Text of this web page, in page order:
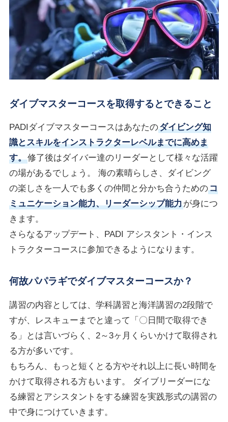
ダイブマスターコースを取得するとできること
PADIダイブマスターコースはあなたのダイビング知
識とスキルをインストラクターレベルまでに高めま
す。修了後はダイバー達のリーダーとして様々な活躍
の場があるでしょう。 海の素晴らしさ、ダイビング
の楽しさを一人でも多くの仲間と分かち合うためのコ
ミュニケーション能力、リーダーシップ能力が身につ
きます。
さらなるアップデート、PADI アシスタント・インス
トラクターコースに参加できるようになります。
何故パパラギでダイブマスターコースか？
講習の内容としては、学科講習と海洋講習の2段階で
すが、レスキューまでと違って「〇日間で取得でき
る」とは言いづらく、2～3ヶ月くらいかけて取得され
る方が多いです。
もちろん、もっと短くとる方やそれ以上に長い時間を
かけて取得される方もいます。 ダイブリーダーにな
る練習とアシスタントをする練習を実践形式の講習の
中で身につけていきます。